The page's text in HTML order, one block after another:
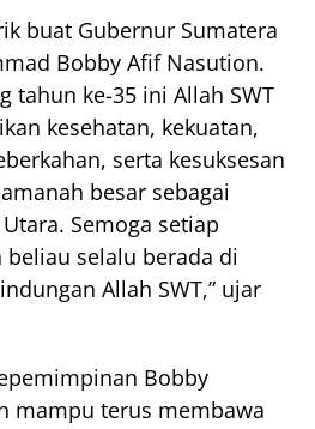
buat Gubernur Sumatera
Bobby Afif Nasution.
tahun ke-35 ini Allah SWT
kesehatan, kekuatan,
serta kesuksesan
besar sebagai
Semoga setiap
selalu berada di
Allah SWT,” ujar
Bobby
mampu terus membawa